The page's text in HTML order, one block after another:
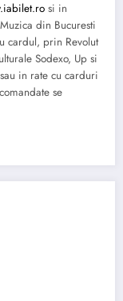
si in
din Bucuresti
cardul, prin Revolut
Sodexo, Up si
in rate cu carduri
se